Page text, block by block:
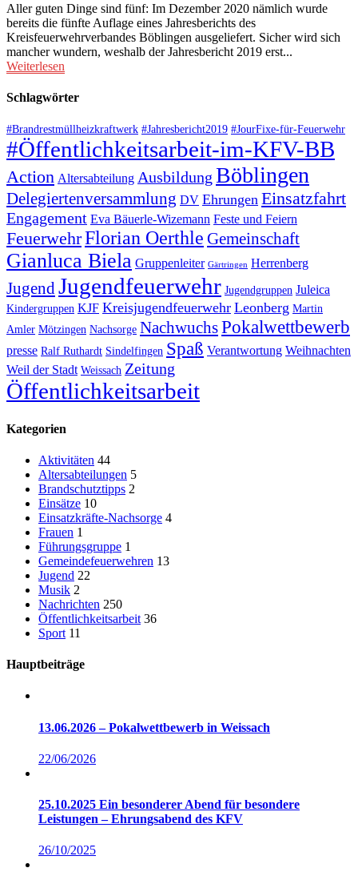
Aller guten Dinge sind fünf: Im Dezember 2020 nämlich wurde
bereits die fünfte Auflage eines Jahresberichts des
Kreisfeuerwehrverbandes Böblingen ausgeliefert. Sicher wird sich
mancher wundern, weshalb der Jahresbericht 2019 erst...
Weiterlesen
Schlagwörter
#Brandrestmüllheizkraftwerk #Jahresbericht2019 #JourFixe-für-Feuerwehr
#Öffentlichkeitsarbeit-im-KFV-BB
Action Altersabteilung Ausbildung Böblingen
Delegiertenversammlung DV Ehrungen Einsatzfahrt
Engagement Eva Bäuerle-Wizemann Feste und Feiern
FeuerwehrFlorian Oerthle Gemeinschaft
Gianluca Biela Gruppenleiter Gärtringen Herrenberg
JugendJugendfeuerwehr Jugendgruppen Juleica
Kindergruppen KJF Kreisjugendfeuerwehr Leonberg Martin
Amler Mötzingen Nachsorge NachwuchsPokalwettbewerb
presse Ralf Ruthardt Sindelfingen Spaß Verantwortung Weihnachten
Weil der Stadt Weissach Zeitung
Öffentlichkeitsarbeit
Kategorien
Aktivitäten 44
Altersabteilungen 5
Brandschutztipps 2
Einsätze 10
Einsatzkräfte-Nachsorge 4
Frauen 1
Führungsgruppe 1
Gemeindefeuerwehren 13
Jugend 22
Musik 2
Nachrichten 250
Öffentlichkeitsarbeit 36
Sport 11
Hauptbeiträge
13.06.2026 – Pokalwettbewerb in Weissach
22/06/2026
25.10.2025 Ein besonderer Abend für besondere
Leistungen – Ehrungsabend des KFV
26/10/2025